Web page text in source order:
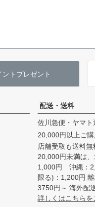
ントプレゼント
配送・送料
佐川急便・ヤマト
20,000円以上ご
店舗受取も送料無
20,000円未満は
1,000円 沖縄：
限る)：1,200円
3750円～ 海外配
詳しくはこちらを